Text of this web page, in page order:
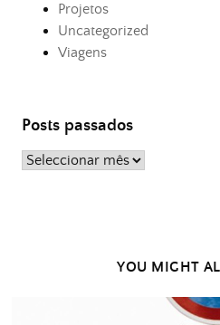
Projetos
Uncategorized
Viagens
Posts passados
Posts
YOU MIGHT